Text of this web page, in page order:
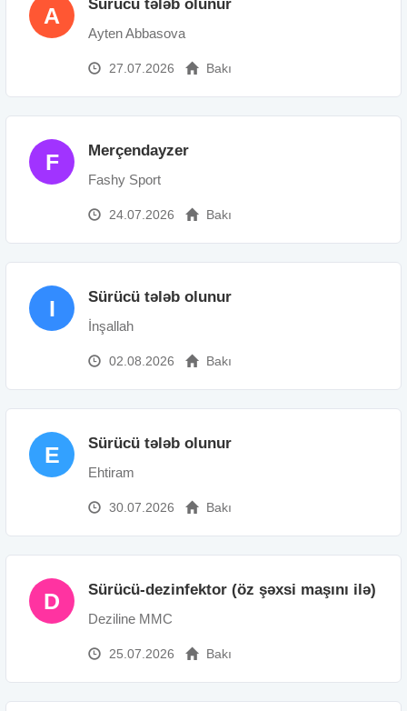
A Sürücü tələb olunur
Ayten Abbasova
27.07.2026 Bakı
F Merçendayzer
Fashy Sport
24.07.2026 Bakı
I Sürücü tələb olunur
İnşallah
02.08.2026 Bakı
E Sürücü tələb olunur
Ehtiram
30.07.2026 Bakı
D Sürücü-dezinfektor (öz şəxsi maşını ilə)
Deziline MMC
25.07.2026 Bakı